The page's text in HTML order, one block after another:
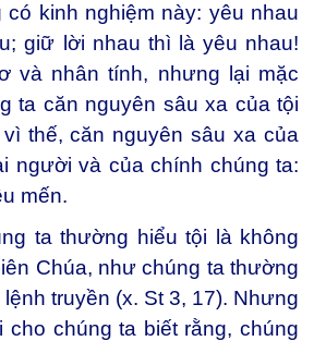
có kinh nghiệm này: yêu nhau
giữ lời nhau thì là yêu nhau!
và nhân tính, nhưng lại mặc
ta căn nguyên sâu xa của tội
thế, căn nguyên sâu xa của
người và của chính chúng ta:
mến.
ta thường hiểu tội là không
Chúa, như chúng ta thường
truyền (x. St 3, 17). Nhưng
chúng ta biết rằng, chúng